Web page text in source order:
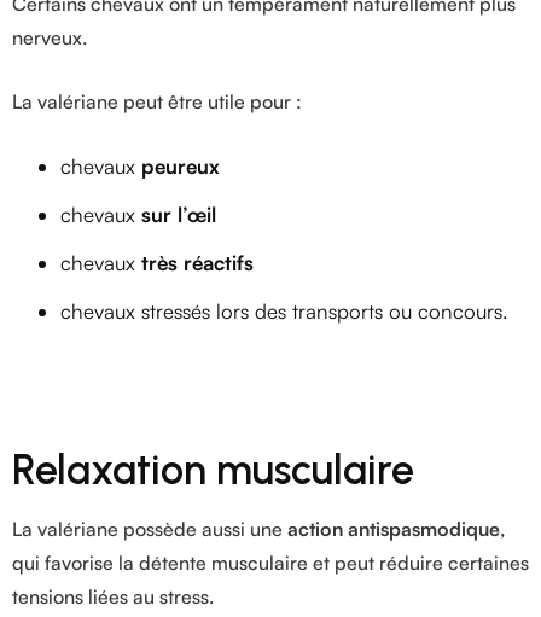
nerveux.
La valériane peut être utile pour :
chevaux peureux
chevaux sur l’œil
chevaux très réactifs
chevaux stressés lors des transports ou concours.
Relaxation musculaire
La valériane possède aussi une action antispasmodique,
qui favorise la détente musculaire et peut réduire certaines
tensions liées au stress.